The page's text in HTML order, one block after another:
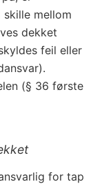
mellom
dekket
feil eller
(§ 36 første
for tap